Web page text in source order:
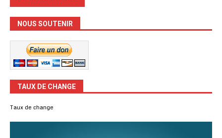
NOUS SOUTENIR
TAUX DE CHANGE
Taux de change